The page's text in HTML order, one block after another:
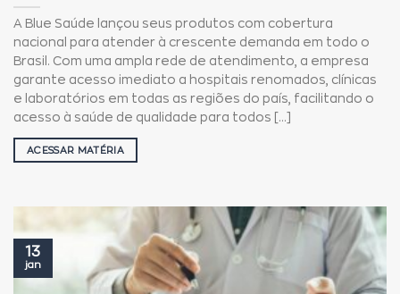
A Blue Saúde lançou seus produtos com cobertura
nacional para atender à crescente demanda em todo o
Brasil. Com uma ampla rede de atendimento, a empresa
garante acesso imediato a hospitais renomados, clínicas
e laboratórios em todas as regiões do país, facilitando o
acesso à saúde de qualidade para todos [...]
ACESSAR MATÉRIA
13
jan